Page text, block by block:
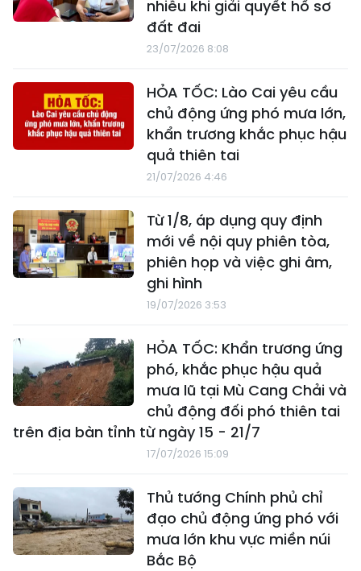
nhiễu khi giải quyết hồ sơ
đất đai
23/07/2026 8:08
HỎA TỐC: Lào Cai yêu cầu
chủ động ứng phó mưa lớn,
khẩn trương khắc phục hậu
quả thiên tai
21/07/2026 4:46
Từ 1/8, áp dụng quy định
mới về nội quy phiên tòa,
phiên họp và việc ghi âm,
ghi hình
19/07/2026 3:53
HỎA TỐC: Khẩn trương ứng
phó, khắc phục hậu quả
mưa lũ tại Mù Cang Chải và
chủ động đối phó thiên tai
trên địa bàn tỉnh từ ngày 15 - 21/7
17/07/2026 15:09
Thủ tướng Chính phủ chỉ
đạo chủ động ứng phó với
mưa lớn khu vực miền núi
Bắc Bộ